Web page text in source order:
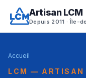
Artisan LCM
Depuis 2011 · Île-
Accueil
LCM — ARTISAN